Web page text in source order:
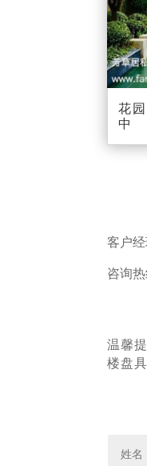
花
中
客户经
咨询
温馨
楼盘